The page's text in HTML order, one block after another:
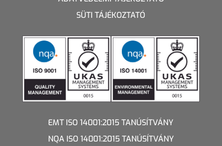
SÜTI TÁJÉKOZTATÓ
EMT ISO 14001:2015 TANÚSÍTVÁNY
NQA ISO 14001:2015 TANÚSÍTVÁNY